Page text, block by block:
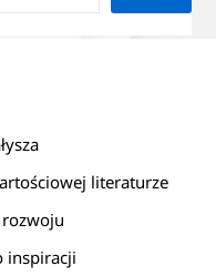
literaturze
inspiracji